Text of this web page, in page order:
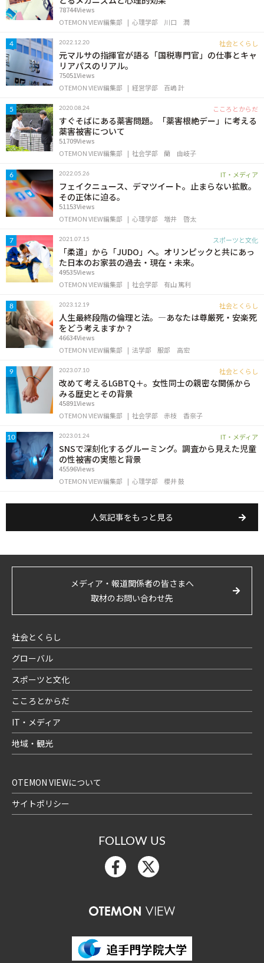
78744Views
OTEMON VIEW編集部
心理学部 川口 潤
4 2022.12.20 社会とくらし
元マルサの指揮官が語る「国税専門官」の仕事とキャ
リアパスのリアル。
75051Views
OTEMON VIEW編集部
経営学部 百嶋 計
5 2020.08.24 こころとからだ
すぐそばにある薬害問題。「薬害根絶デー」に考える
薬害被害について
51709Views
OTEMON VIEW編集部
社会学部 蘭 由岐子
6 2022.05.26 IT・メディア
フェイクニュース、デマツイート。止まらない拡散。
その正体に迫る。
51153Views
OTEMON VIEW編集部
心理学部 増井 啓太
7 2021.07.15 スポーツと文化
「柔道」から「JUDO」へ。オリンピックと共にあっ
た日本のお家芸の過去・現在・未来。
49535Views
OTEMON VIEW編集部
社会学部 有山 篤利
8 2023.12.19 社会とくらし
人生最終段階の倫理と法。―あなたは尊厳死・安楽死
をどう考えますか？
46634Views
OTEMON VIEW編集部
法学部 服部 高宏
9 2023.07.10 社会とくらし
改めて考えるLGBTQ＋。女性同士の親密な関係から
みる歴史とその背景
45891Views
OTEMON VIEW編集部
社会学部 赤枝 香奈子
10 2023.01.24 IT・メディア
SNSで深刻化するグルーミング。調査から見えた児童
の性被害の実態と背景
45596Views
OTEMON VIEW編集部
心理学部 櫻井 鼓
人気記事をもっと見る
メディア・報道関係者の皆さまへ
取材のお問い合わせ先
社会とくらし
グローバル
スポーツと文化
こころとからだ
IT・メディア
地域・観光
OTEMON VIEWについて
サイトポリシー
FOLLOW US